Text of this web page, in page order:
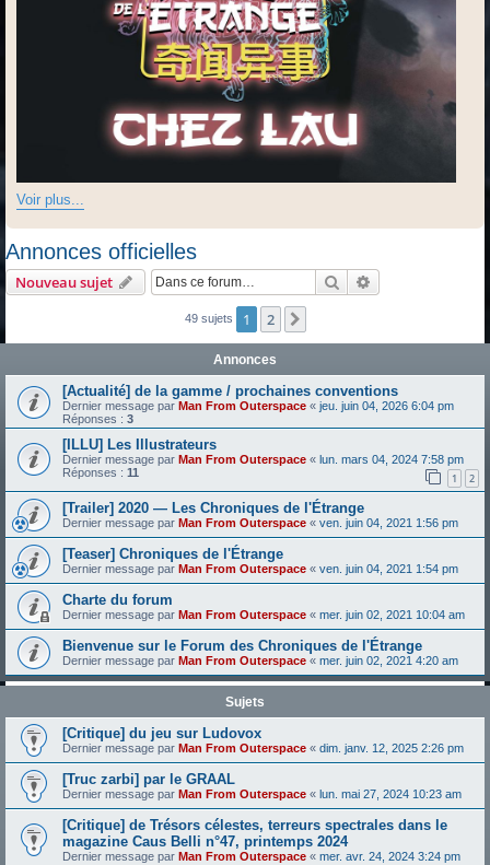
Voir plus...
Annonces officielles
Nouveau sujet Rechercher
49 sujets 1 2
Annonces
[Actualité] de la gamme / prochaines conventions
Dernier message par Man From Outerspace « jeu. juin 04, 2026 6:04 pm
Réponses : 3
[ILLU] Les Illustrateurs
Dernier message par Man From Outerspace « lun. mars 04, 2024 7:58 pm
Réponses : 11 1 2
[Trailer] 2020 — Les Chroniques de l'Étrange
Dernier message par Man From Outerspace « ven. juin 04, 2021 1:56 pm
[Teaser] Chroniques de l'Étrange
Dernier message par Man From Outerspace « ven. juin 04, 2021 1:54 pm
Charte du forum
Dernier message par Man From Outerspace « mer. juin 02, 2021 10:04 am
Bienvenue sur le Forum des Chroniques de l'Étrange
Dernier message par Man From Outerspace « mer. juin 02, 2021 4:20 am
Sujets
[Critique] du jeu sur Ludovox
Dernier message par Man From Outerspace « dim. janv. 12, 2025 2:26 pm
[Truc zarbi] par le GRAAL
Dernier message par Man From Outerspace « lun. mai 27, 2024 10:23 am
[Critique] de Trésors célestes, terreurs spectrales dans le
magazine Caus Belli n°47, printemps 2024
Dernier message par Man From Outerspace « mer. avr. 24, 2024 3:24 pm